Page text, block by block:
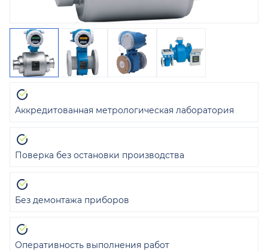
Аккредитованная метрологическая лаборатория
Поверка без остановки производства
Без демонтажа приборов
Оперативность выполнения работ